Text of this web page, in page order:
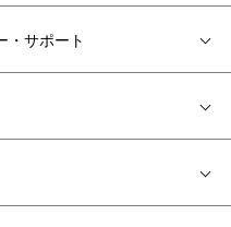
・サポート